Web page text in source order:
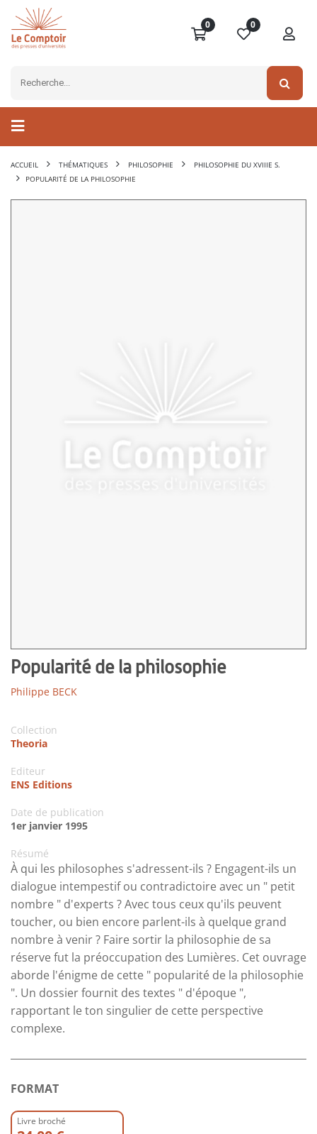
0 0
ACCUEIL THÉMATIQUES PHILOSOPHIE
PHILOSOPHIE DU XVIIIE S.
POPULARITÉ DE LA PHILOSOPHIE
Popularité de la philosophie
Philippe BECK
Collection
Theoria
Editeur
ENS Editions
Date de publication
1er janvier 1995
Résumé
À qui les philosophes s'adressent-ils ? Engagent-ils un
dialogue intempestif ou contradictoire avec un " petit
nombre " d'experts ? Avec tous ceux qu'ils peuvent
toucher, ou bien encore parlent-ils à quelque grand
nombre à venir ? Faire sortir la philosophie de sa
réserve fut la préoccupation des Lumières. Cet ouvrage
aborde l'énigme de cette " popularité de la philosophie
". Un dossier fournit des textes " d'époque ",
rapportant le ton singulier de cette perspective
complexe.
FORMAT
Livre broché